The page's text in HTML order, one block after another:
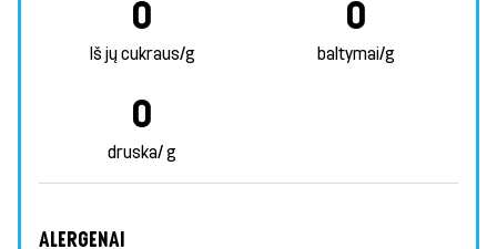
0
Iš jų cukraus/g
0
baltymai/g
0
druska/ g
ALERGENAI